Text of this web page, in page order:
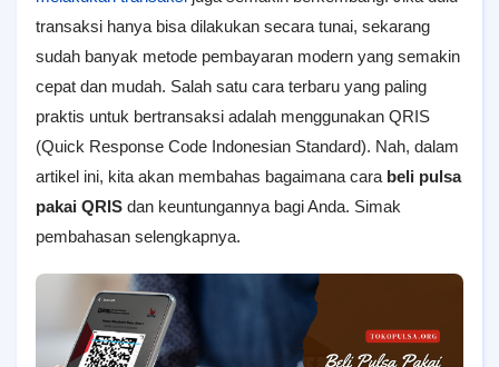
transaksi hanya bisa dilakukan secara tunai, sekarang
sudah banyak metode pembayaran modern yang semakin
cepat dan mudah. Salah satu cara terbaru yang paling
praktis untuk bertransaksi adalah menggunakan QRIS
(Quick Response Code Indonesian Standard). Nah, dalam
artikel ini, kita akan membahas bagaimana cara beli pulsa
pakai QRIS dan keuntungannya bagi Anda. Simak
pembahasan selengkapnya.